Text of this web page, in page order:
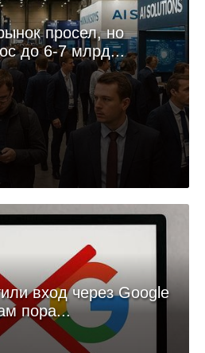
просел, но
до 6-7 млрд...
вход через Google
пора...